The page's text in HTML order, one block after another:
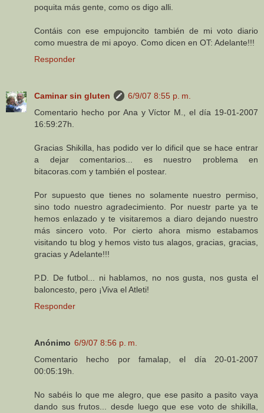
poquita más gente, como os digo alli.
Contáis con ese empujoncito también de mi voto diario
como muestra de mi apoyo. Como dicen en OT: Adelante!!!
Responder
Caminar sin gluten
6/9/07 8:55 p. m.
Comentario hecho por Ana y Víctor M., el día 19-01-2007
16:59:27h.
Gracias Shikilla, has podido ver lo dificil que se hace entrar
a dejar comentarios... es nuestro problema en
bitacoras.com y también el postear.
Por supuesto que tienes no solamente nuestro permiso,
sino todo nuestro agradecimiento. Por nuestr parte ya te
hemos enlazado y te visitaremos a diaro dejando nuestro
más sincero voto. Por cierto ahora mismo estabamos
visitando tu blog y hemos visto tus alagos, gracias, gracias,
gracias y Adelante!!!
P.D. De futbol... ni hablamos, no nos gusta, nos gusta el
baloncesto, pero ¡Viva el Atleti!
Responder
Anónimo 6/9/07 8:56 p. m.
Comentario hecho por famalap, el día 20-01-2007
00:05:19h.
No sabéis lo que me alegro, que ese pasito a pasito vaya
dando sus frutos... desde luego que ese voto de shikilla,